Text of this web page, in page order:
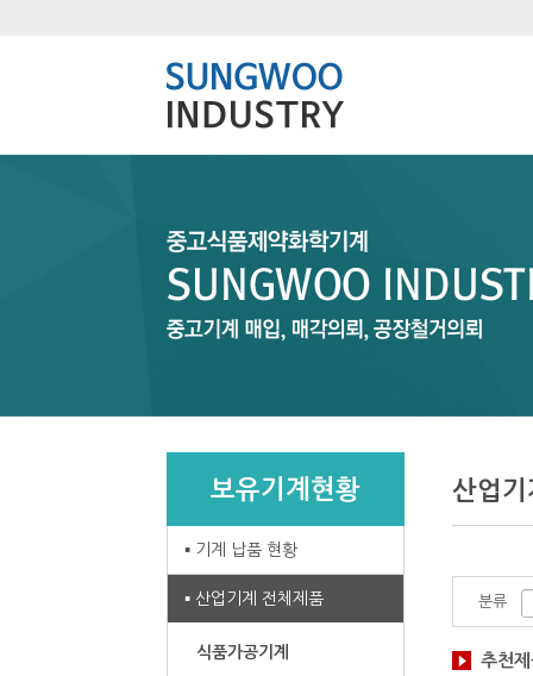
보유기계현황
기계 납품 현황
산업기계 전체제품
식품가공기계
산업
분류
추천